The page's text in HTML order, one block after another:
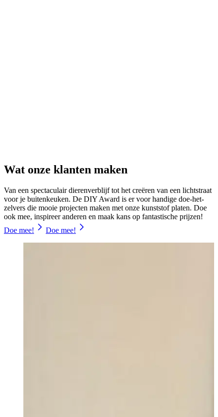
Wat onze klanten maken
Van een spectaculair dierenverblijf tot het creëren van een lichtstraat
voor je buitenkeuken. De DIY Award is er voor handige doe-het-
zelvers die mooie projecten maken met onze kunststof platen. Doe
ook mee, inspireer anderen en maak kans op fantastische prijzen!
Doe mee!
Doe mee!